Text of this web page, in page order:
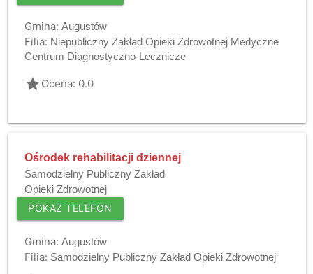
Gmina: Augustów
Filia: Niepubliczny Zakład Opieki Zdrowotnej Medyczne
Centrum Diagnostyczno-Lecznicze
gradeOcena: 0.0
Ośrodek rehabilitacji dziennej
Samodzielny Publiczny Zakład
Opieki Zdrowotnej
POKAŻ TELEFON
Gmina: Augustów
Filia: Samodzielny Publiczny Zakład Opieki Zdrowotnej